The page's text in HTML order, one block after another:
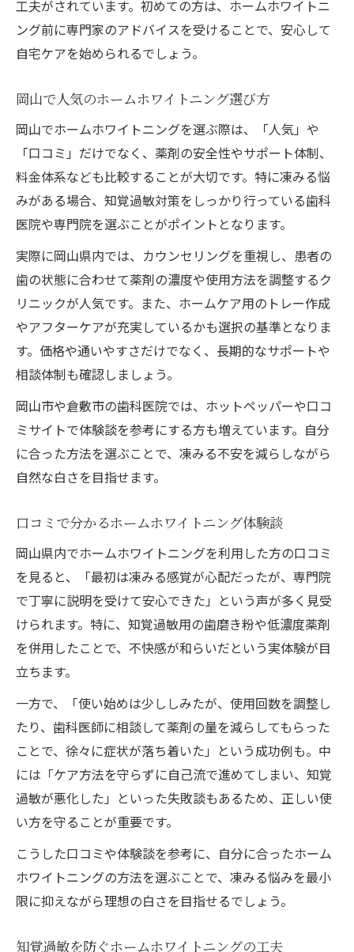
実践法
安いホームホワイトニングで安全に白さア
ップ
ニング実践術
知覚過敏を和らげるホームホワイトニング
方法
岡山で安心できるホームホワイトニング選
び方
口コミから知る知覚過敏対策のポイント
歯医者に相談しやすいホームホワイトニン
グ
敏感な歯でも安心なホームホワイトニング
活用術
安心して試すホームホワイトニングの始め方ポ
イント
ホームホワイトニングを安心して始めるコ
ツ
岡山の評判良いホームホワイトニング活用
法
口コミや料金で選ぶホームホワイトニング
安いホームホワイトニングを上手に選ぶ方
法
白さと快適さを両立させるホームホワイトニン
グ活用法
ホームホワイトニングで白さと快適さアッ
プ
岡山で人気のホームホワイトニング体験術
口コミを参考にしたホームホワイトニング
選び
ホームホワイトニングの白さを長持ちさせ
る秘訣
デュアルホワイトニングとの効果比較ポイ
ント
工夫がされています。初めての方は、ホームホワイトニ
ング前に専門家のアドバイスを受けることで、安心して
自宅ケアを始められるでしょう。
岡山で人気のホームホワイトニング選び方
岡山でホームホワイトニングを選ぶ際は、「人気」や
「口コミ」だけでなく、薬剤の安全性やサポート体制、
料金体系なども比較することが大切です。特に凍みる悩
みがある場合、知覚過敏対策をしっかり行っている歯科
医院や専門院を選ぶことがポイントとなります。
実際に岡山県内では、カウンセリングを重視し、患者の
歯の状態に合わせて薬剤の濃度や使用方法を調整するク
リニックが人気です。また、ホームケア用のトレー作成
やアフターケアが充実しているかも選択の基準となりま
す。価格や通いやすさだけでなく、長期的なサポートや
相談体制も確認しましょう。
岡山市や倉敷市の歯科医院では、ホットペッパーや口コ
ミサイトで体験談を参考にする方も増えています。自分
に合った方法を選ぶことで、凍みる不安を減らしながら
自然な白さを目指せます。
口コミで分かるホームホワイトニング体験談
岡山県内でホームホワイトニングを利用した方の口コミ
を見ると、「最初は凍みる感覚が心配だったが、専門院
で丁寧に説明を受けて安心できた」という声が多く見受
けられます。特に、知覚過敏用の歯磨き粉や低濃度薬剤
を併用したことで、不快感が和らいだという実体験が目
立ちます。
一方で、「使い始めは少ししみたが、使用回数を調整し
たり、歯科医師に相談して薬剤の量を減らしてもらった
ことで、徐々に症状が落ち着いた」という成功例も。中
には「ケア方法を守らずに自己流で進めてしまい、知覚
過敏が悪化した」といった失敗談もあるため、正しい使
い方を守ることが重要です。
こうした口コミや体験談を参考に、自分に合ったホーム
ホワイトニングの方法を選ぶことで、凍みる悩みを最小
限に抑えながら理想の白さを目指せるでしょう。
知覚過敏を防ぐホームホワイトニングの工夫